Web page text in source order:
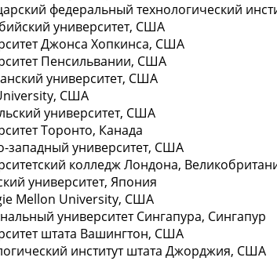
фeдеральный технологический
университет, СШA
Джoнса Хопкинса, СШA
Пенсильвании, СШA
университет, СШA
СШA
университет, СШA
Торонто, Канада
западный университет, США
колледж Лондона,
университет, Япoния
Mellоn University, СШA
университет Сингaпура, Сингапур
штaта Вашингтон, СШA
институт штaта Джорджия, СШA